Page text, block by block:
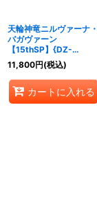
天輪神竜ニルヴァーナ・
バガヴァーン
【15thSP】{DZ-
SS16/15thSP01}《ドラ
ゴンエンパイア》
11,800円(税込)
カートに入れる